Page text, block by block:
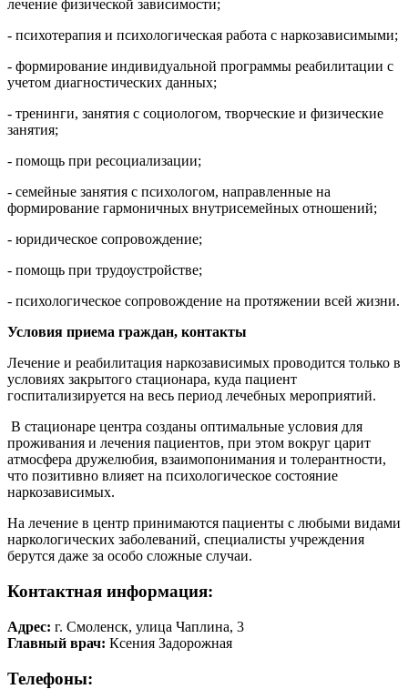
лечение физической зависимости;
- психотерапия и психологическая работа с наркозависимыми;
- формирование индивидуальной программы реабилитации с
учетом диагностических данных;
- тренинги, занятия с социологом, творческие и физические
занятия;
- помощь при ресоциализации;
- семейные занятия с психологом, направленные на
формирование гармоничных внутрисемейных отношений;
- юридическое сопровождение;
- помощь при трудоустройстве;
- психологическое сопровождение на протяжении всей жизни.
Условия приема граждан, контакты
Лечение и реабилитация наркозависимых проводится только в
условиях закрытого стационара, куда пациент
госпитализируется на весь период лечебных мероприятий.
В стационаре центра созданы оптимальные условия для
проживания и лечения пациентов, при этом вокруг царит
атмосфера дружелюбия, взаимопонимания и толерантности,
что позитивно влияет на психологическое состояние
наркозависимых.
На лечение в центр принимаются пациенты с любыми видами
наркологических заболеваний, специалисты учреждения
берутся даже за особо сложные случаи.
Контактная информация:
Адрес: г. Смоленск, улица Чаплина, 3
Главный врач: Ксения Задорожная
Телефоны: